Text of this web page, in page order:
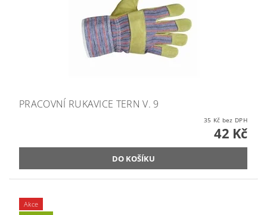
PRACOVNÍ RUKAVICE TERN V. 9
35 Kč bez DPH
42 Kč
Akce